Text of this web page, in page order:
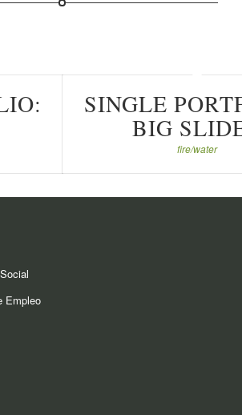
SINGLE
BIG
fire/water
Empleo